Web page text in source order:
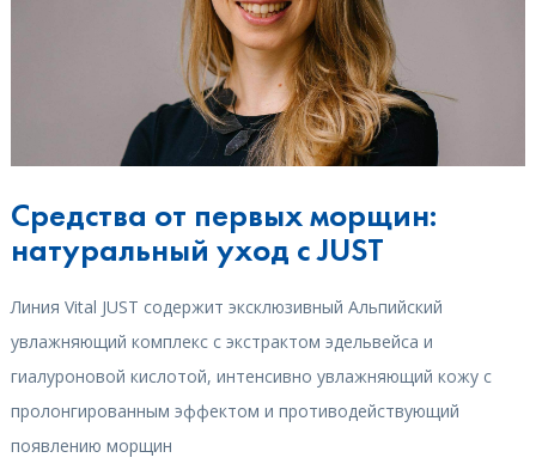
Средства от первых морщин:
натуральный уход с JUST
Линия Vital JUST содержит эксклюзивный Альпийский
увлажняющий комплекс с экстрактом эдельвейса и
гиалуроновой кислотой, интенсивно увлажняющий кожу с
пролонгированным эффектом и противодействующий
появлению морщин